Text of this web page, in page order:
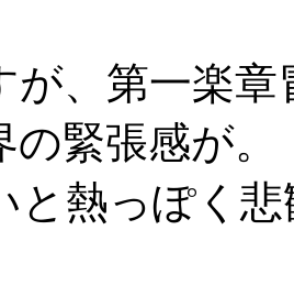
が、第一楽
の緊張感が。
と熱っぽく